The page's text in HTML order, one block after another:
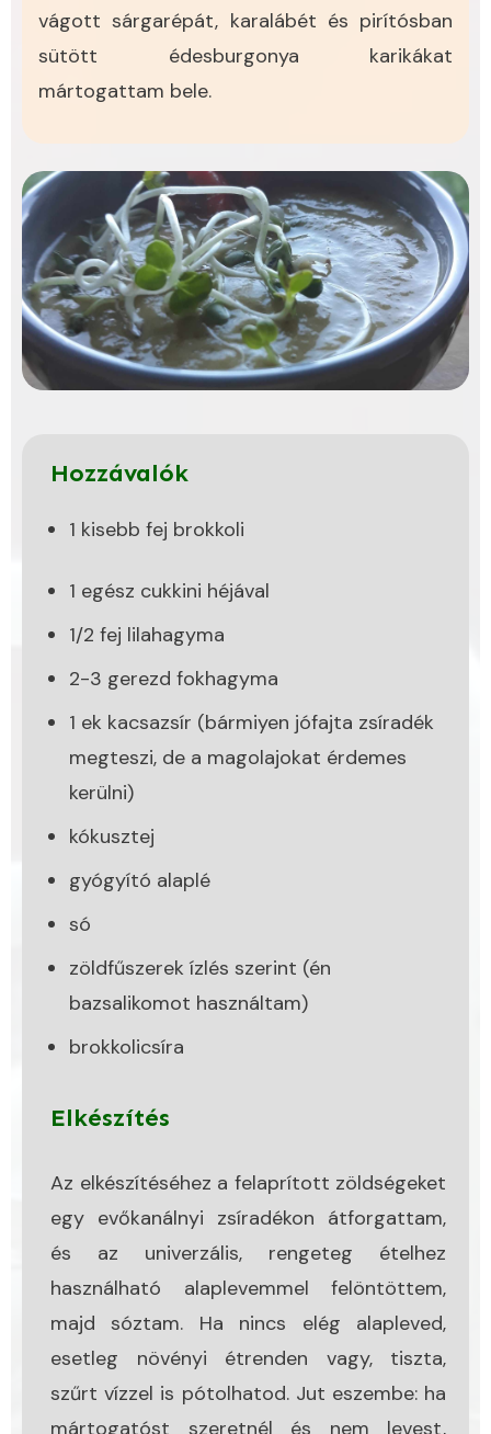
vágott sárgarépát, karalábét és pirítósban
sütött édesburgonya karikákat
mártogattam bele.
Hozzávalók
1 kisebb fej brokkoli
1 egész cukkini héjával
1/2 fej lilahagyma
2-3 gerezd fokhagyma
1 ek kacsazsír (bármiyen jófajta zsíradék
megteszi, de a magolajokat érdemes
kerülni)
kókusztej
gyógyító alaplé
só
zöldfűszerek ízlés szerint (én
bazsalikomot használtam)
brokkolicsíra
Elkészítés
Az elkészítéséhez a felaprított zöldségeket
egy evőkanálnyi zsíradékon átforgattam,
és az univerzális, rengeteg ételhez
használható alaplevemmel felöntöttem,
majd sóztam. Ha nincs elég alapleved,
esetleg növényi étrenden vagy, tiszta,
szűrt vízzel is pótolhatod. Jut eszembe: ha
mártogatóst szeretnél és nem levest,